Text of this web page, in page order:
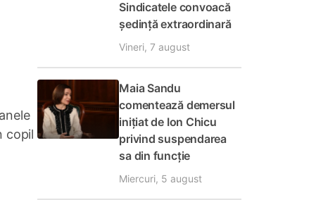
copil
Sindicatele convoacă
ședință extraordinară
Vineri, 7 august
Maia Sandu
comentează demersul
inițiat de Ion Chicu
privind suspendarea
sa din funcție
Miercuri, 5 august